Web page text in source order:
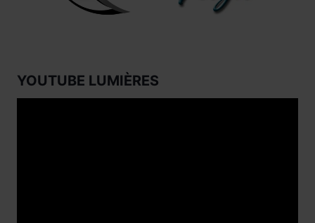
YOUTUBE LUMIÈRES